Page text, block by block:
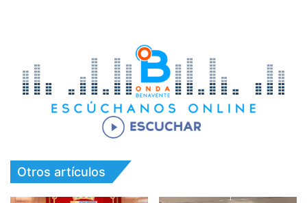
Otros artículos